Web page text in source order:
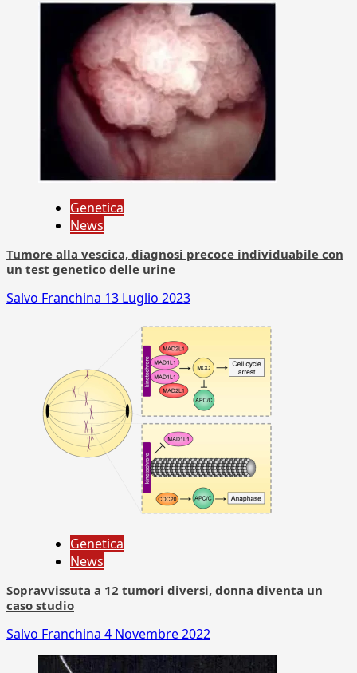
Genetica
News
Tumore alla vescica, diagnosi precoce individuabile con
un test genetico delle urine
Salvo Franchina 13 Luglio 2023
Genetica
News
Sopravvissuta a 12 tumori diversi, donna diventa un
caso studio
Salvo Franchina 4 Novembre 2022